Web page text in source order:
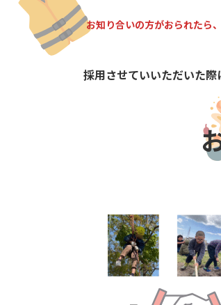
お知り合いの方がおられたら
採用させていいただいた際